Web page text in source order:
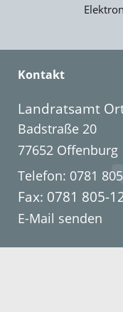
Kontakt
Landratsamt
Badstraße 20
77652 Offenburg
Telefon: 0781
Fax: 0781 805-
E-Mail senden